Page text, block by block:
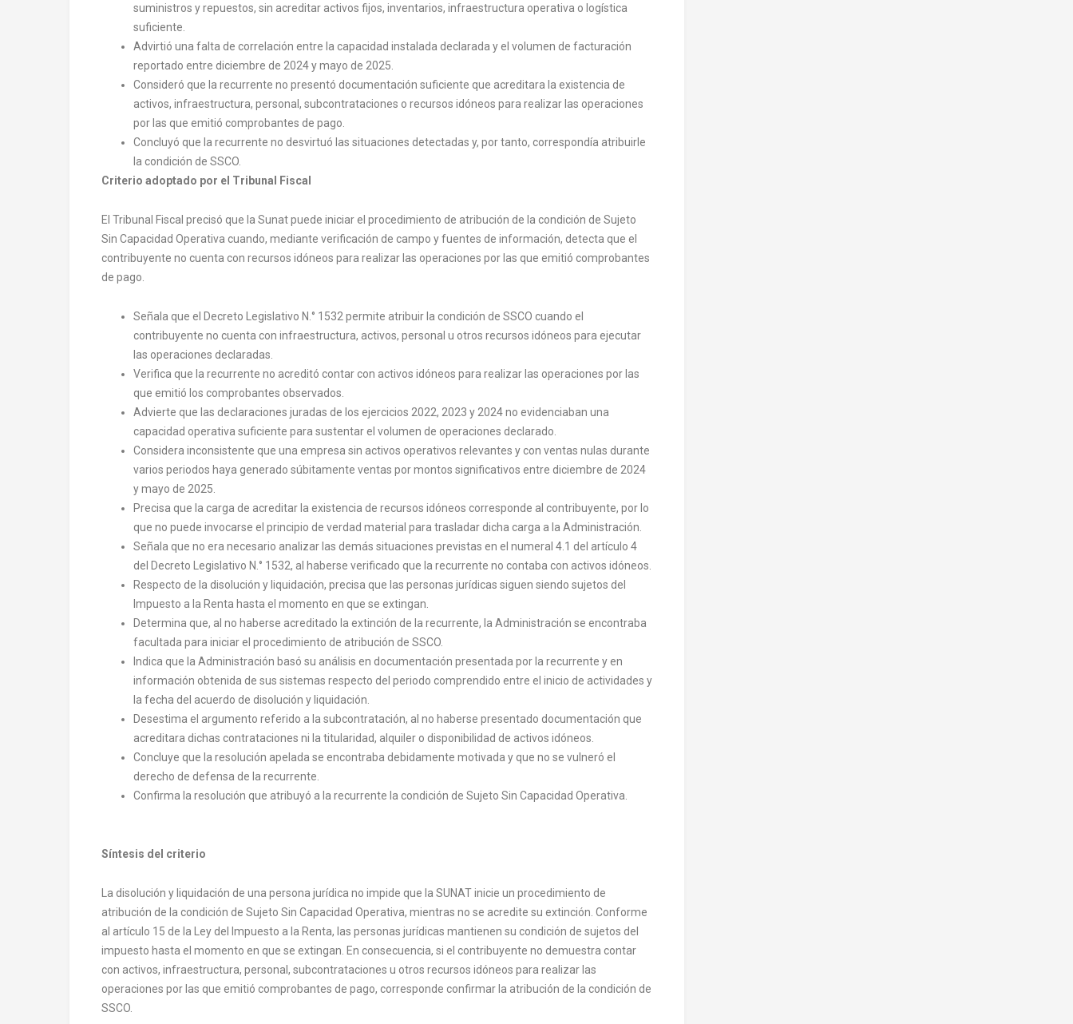
suministros y repuestos, sin acreditar activos fijos, inventarios, infraestructura operativa o logística
suficiente.
Advirtió una falta de correlación entre la capacidad instalada declarada y el volumen de facturación
reportado entre diciembre de 2024 y mayo de 2025.
Consideró que la recurrente no presentó documentación suficiente que acreditara la existencia de
activos, infraestructura, personal, subcontrataciones o recursos idóneos para realizar las operaciones
por las que emitió comprobantes de pago.
Concluyó que la recurrente no desvirtuó las situaciones detectadas y, por tanto, correspondía atribuirle
la condición de SSCO.
Criterio adoptado por el Tribunal Fiscal
El Tribunal Fiscal precisó que la Sunat puede iniciar el procedimiento de atribución de la condición de Sujeto
Sin Capacidad Operativa cuando, mediante verificación de campo y fuentes de información, detecta que el
contribuyente no cuenta con recursos idóneos para realizar las operaciones por las que emitió comprobantes
de pago.
Señala que el Decreto Legislativo N.° 1532 permite atribuir la condición de SSCO cuando el
contribuyente no cuenta con infraestructura, activos, personal u otros recursos idóneos para ejecutar
las operaciones declaradas.
Verifica que la recurrente no acreditó contar con activos idóneos para realizar las operaciones por las
que emitió los comprobantes observados.
Advierte que las declaraciones juradas de los ejercicios 2022, 2023 y 2024 no evidenciaban una
capacidad operativa suficiente para sustentar el volumen de operaciones declarado.
Considera inconsistente que una empresa sin activos operativos relevantes y con ventas nulas durante
varios periodos haya generado súbitamente ventas por montos significativos entre diciembre de 2024
y mayo de 2025.
Precisa que la carga de acreditar la existencia de recursos idóneos corresponde al contribuyente, por lo
que no puede invocarse el principio de verdad material para trasladar dicha carga a la Administración.
Señala que no era necesario analizar las demás situaciones previstas en el numeral 4.1 del artículo 4
del Decreto Legislativo N.° 1532, al haberse verificado que la recurrente no contaba con activos idóneos.
Respecto de la disolución y liquidación, precisa que las personas jurídicas siguen siendo sujetos del
Impuesto a la Renta hasta el momento en que se extingan.
Determina que, al no haberse acreditado la extinción de la recurrente, la Administración se encontraba
facultada para iniciar el procedimiento de atribución de SSCO.
Indica que la Administración basó su análisis en documentación presentada por la recurrente y en
información obtenida de sus sistemas respecto del periodo comprendido entre el inicio de actividades y
la fecha del acuerdo de disolución y liquidación.
Desestima el argumento referido a la subcontratación, al no haberse presentado documentación que
acreditara dichas contrataciones ni la titularidad, alquiler o disponibilidad de activos idóneos.
Concluye que la resolución apelada se encontraba debidamente motivada y que no se vulneró el
derecho de defensa de la recurrente.
Confirma la resolución que atribuyó a la recurrente la condición de Sujeto Sin Capacidad Operativa.
Síntesis del criterio
La disolución y liquidación de una persona jurídica no impide que la SUNAT inicie un procedimiento de
atribución de la condición de Sujeto Sin Capacidad Operativa, mientras no se acredite su extinción. Conforme
al artículo 15 de la Ley del Impuesto a la Renta, las personas jurídicas mantienen su condición de sujetos del
impuesto hasta el momento en que se extingan. En consecuencia, si el contribuyente no demuestra contar
con activos, infraestructura, personal, subcontrataciones u otros recursos idóneos para realizar las
operaciones por las que emitió comprobantes de pago, corresponde confirmar la atribución de la condición de
SSCO.